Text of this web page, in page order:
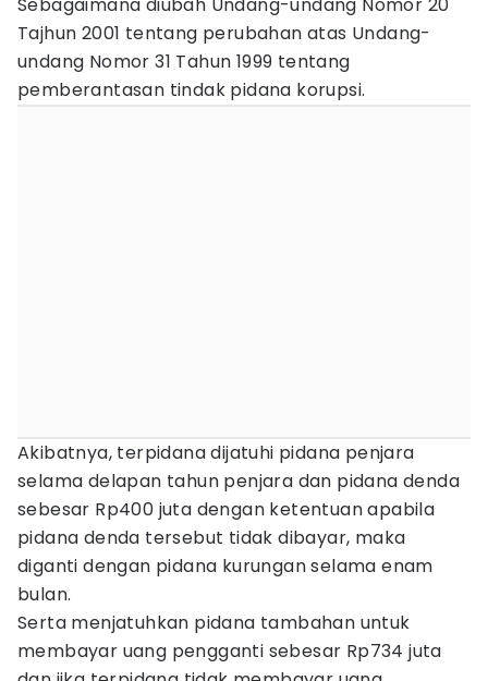
Tajhun 2001 tentang perubahan atas Undang-
undang Nomor 31 Tahun 1999 tentang
pemberantasan tindak pidana korupsi.
Akibatnya, terpidana dijatuhi pidana penjara
selama delapan tahun penjara dan pidana denda
sebesar Rp400 juta dengan ketentuan apabila
pidana denda tersebut tidak dibayar, maka
diganti dengan pidana kurungan selama enam
bulan.
Serta menjatuhkan pidana tambahan untuk
membayar uang pengganti sebesar Rp734 juta